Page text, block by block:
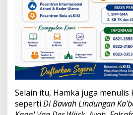
Selain itu, Hamka juga menulis
seperti Di Bawah Lindungan